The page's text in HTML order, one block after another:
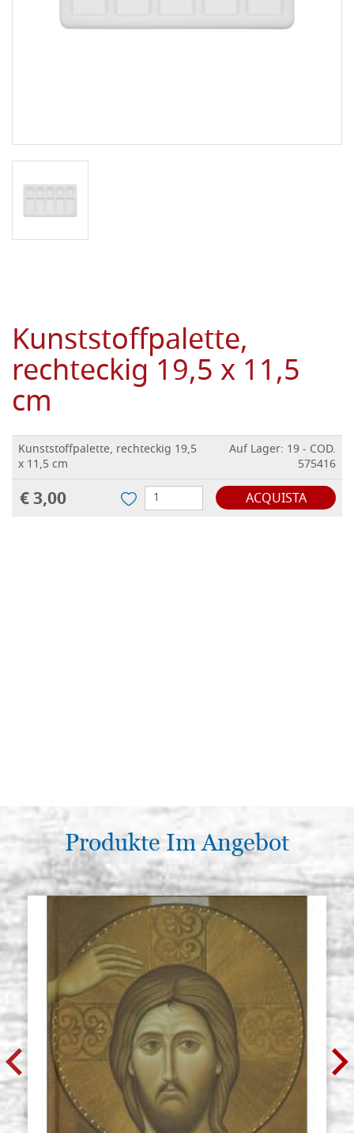
Kunststoffpalette,
rechteckig 19,5 x 11,5
cm
Kunststoffpalette, rechteckig 19,5
x 11,5 cm
Auf Lager: 19 - COD.
575416
€ 3,00 ACQUISTA
Produkte Im Angebot